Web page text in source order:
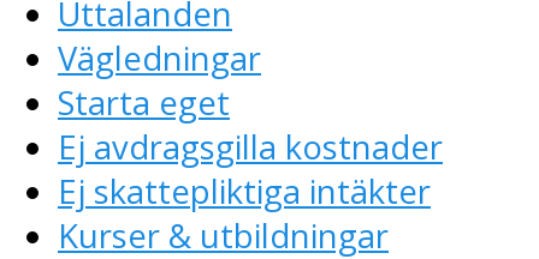
Uttalanden
Vägledningar
Starta eget
Ej avdragsgilla kostnader
Ej skattepliktiga intäkter
Kurser & utbildningar